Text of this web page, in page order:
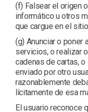
(f) Falsear el origen
informático u otros
que cargue en el
(g) Anunciar o poner
servicios, o realizar
cadenas de cartas,
enviado por otro
razonablemente
lícitamente de esa
El usuario reconoce